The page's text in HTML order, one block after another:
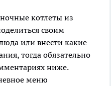
котлеты из
своим
или внести какие-
тогда обязательно
ниже.
меню